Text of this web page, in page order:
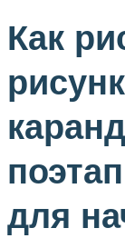
Как
для